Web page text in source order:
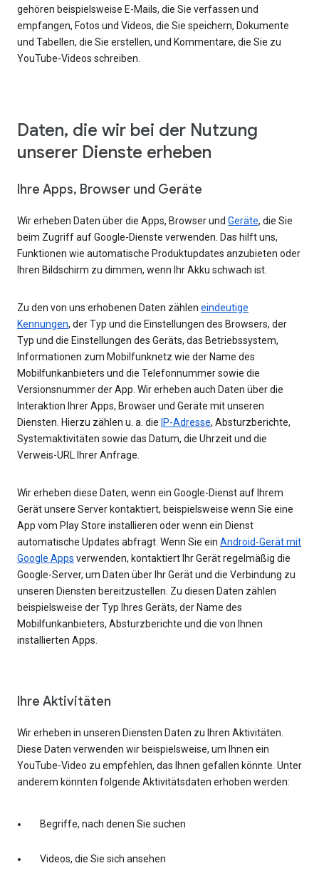
gehören beispielsweise E-Mails, die Sie verfassen und
empfangen, Fotos und Videos, die Sie speichern, Dokumente
und Tabellen, die Sie erstellen, und Kommentare, die Sie zu
YouTube-Videos schreiben.
Daten, die wir bei der Nutzung
unserer Dienste erheben
Ihre Apps, Browser und Geräte
Wir erheben Daten über die Apps, Browser und Geräte, die Sie
beim Zugriff auf Google-Dienste verwenden. Das hilft uns,
Funktionen wie automatische Produktupdates anzubieten oder
Ihren Bildschirm zu dimmen, wenn Ihr Akku schwach ist.
Zu den von uns erhobenen Daten zählen eindeutige
Kennungen, der Typ und die Einstellungen des Browsers, der
Typ und die Einstellungen des Geräts, das Betriebssystem,
Informationen zum Mobilfunknetz wie der Name des
Mobilfunkanbieters und die Telefonnummer sowie die
Versionsnummer der App. Wir erheben auch Daten über die
Interaktion Ihrer Apps, Browser und Geräte mit unseren
Diensten. Hierzu zählen u. a. die IP-Adresse, Absturzberichte,
Systemaktivitäten sowie das Datum, die Uhrzeit und die
Verweis-URL Ihrer Anfrage.
Wir erheben diese Daten, wenn ein Google-Dienst auf Ihrem
Gerät unsere Server kontaktiert, beispielsweise wenn Sie eine
App vom Play Store installieren oder wenn ein Dienst
automatische Updates abfragt. Wenn Sie ein Android-Gerät mit
Google Apps verwenden, kontaktiert Ihr Gerät regelmäßig die
Google-Server, um Daten über Ihr Gerät und die Verbindung zu
unseren Diensten bereitzustellen. Zu diesen Daten zählen
beispielsweise der Typ Ihres Geräts, der Name des
Mobilfunkanbieters, Absturzberichte und die von Ihnen
installierten Apps.
Ihre Aktivitäten
Wir erheben in unseren Diensten Daten zu Ihren Aktivitäten.
Diese Daten verwenden wir beispielsweise, um Ihnen ein
YouTube-Video zu empfehlen, das Ihnen gefallen könnte. Unter
anderem könnten folgende Aktivitätsdaten erhoben werden:
Begriffe, nach denen Sie suchen
Videos, die Sie sich ansehen